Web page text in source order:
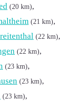
(20 km),
(21 km),
(22 km),
(22 km),
(23 km),
(23 km),
(23 km),